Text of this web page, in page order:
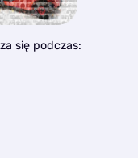
się podczas: